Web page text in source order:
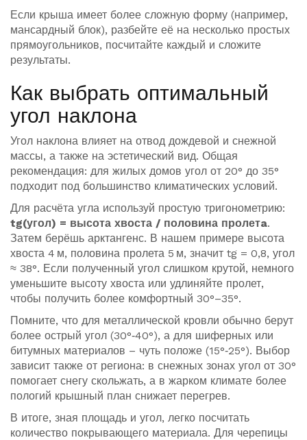
Если крыша имеет более сложную форму (например,
мансардный блок), разбейте её на несколько простых
прямоугольников, посчитайте каждый и сложите
результаты.
Как выбрать оптимальный
угол наклона
Угол наклона влияет на отвод дождевой и снежной
массы, а также на эстетический вид. Общая
рекомендация: для жилых домов угол от 20° до 35°
подходит под большинство климатических условий.
Для расчёта угла используй простую тригонометрию:
tg(угол) = высота хвоста / половина пролетa.
Затем берёшь арктангенс. В нашем примере высота
хвоста 4 м, половина пролета 5 м, значит tg = 0,8, угол
≈ 38°. Если полученный угол слишком крутой, немного
уменьшите высоту хвоста или удлиняйте пролет,
чтобы получить более комфортный 30°–35°.
Помните, что для металлической кровли обычно берут
более острый угол (30°‑40°), а для шиферных или
битумных материалов – чуть положе (15°‑25°). Выбор
зависит также от региона: в снежных зонах угол от 30°
помогает снегу скольжать, а в жарком климате более
пологий крышный план снижает перегрев.
В итоге, зная площадь и угол, легко посчитать
количество покрывающего материала. Для черепицы